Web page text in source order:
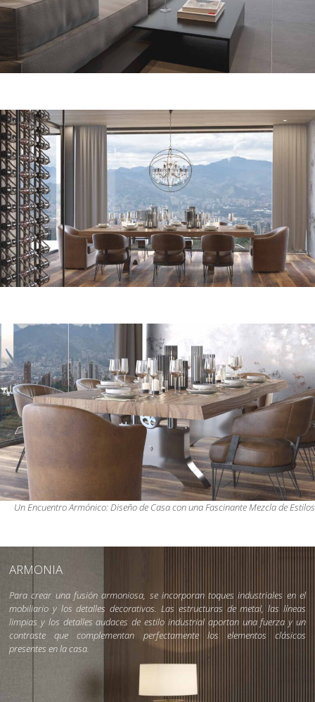
Un Encuentro Armónico: Diseño de Casa con una Fascinante Mezcla de Estilos
ARMONIA
Para crear una fusión armoniosa, se incorporan toques industriales en el
mobiliario y los detalles decorativos. Las estructuras de metal, las líneas
limpias y los detalles audaces de estilo industrial aportan una fuerza y un
contraste que complementan perfectamente los elementos clásicos
presentes en la casa.